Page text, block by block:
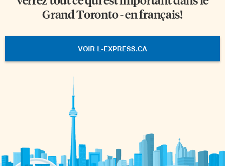
Grand Toronto - en français!
VOIR L-EXPRESS.CA